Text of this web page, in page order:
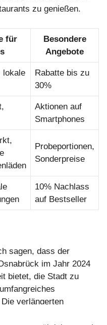
zu genießen.
für
Besondere
Angebote
lokale
Rabatte bis zu
30%
Aktionen auf
Smartphones
Probeportionen,
Sonderpreise
10% Nachlass
auf Bestseller
sagen, dass der
im Jahr 2024
bietet, die Stadt zu
verlängerten